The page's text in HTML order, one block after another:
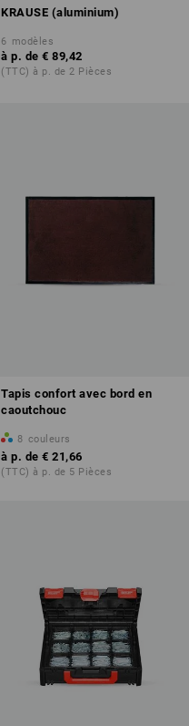
KRAUSE (aluminium)
6 modèles
à p. de € 89,42
(TTC) à p. de 2 Pièces
Tapis confort avec bord en
caoutchouc
8 couleurs
à p. de € 21,66
(TTC) à p. de 5 Pièces